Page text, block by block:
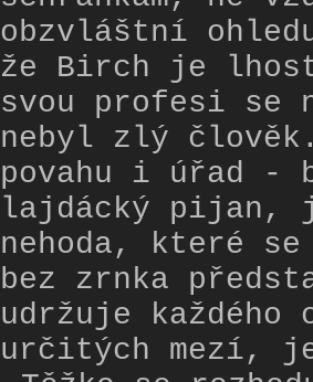
obzvláštní
že Birch je
svou profesi se
nebyl zlý
povahu i úřad -
lajdácký pijan,
nehoda, které
bez zrnka
udržuje každého
určitých mezí,